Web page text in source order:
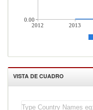
2012 2013
0.00
VISTA DE CUADRO